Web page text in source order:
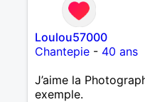
Loulou57000
Chantepie- 40 ans
J’aime la
exemple.